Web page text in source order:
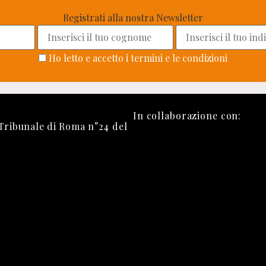
Registrati alla nostra Newsletter
Ho letto e accetto i termini e le condizioni
di Roma n°24 del
In collaborazione con: